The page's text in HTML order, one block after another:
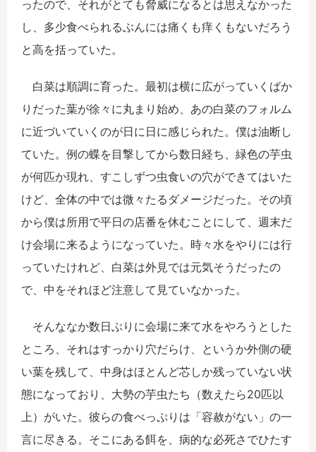
ったので、それがとても脅威になるとは思えなかった
し、多少食べられるぶんには痛くも痒くもないだろう
と高を括っていた。
白菜は順調に育った。最初は横に広がっていくばか
りだった葉が徐々に丸まり始め、あの白菜のフォルム
に近づいていくのが日に日に感じられた。僕は油断し
ていた。例の蝶を目撃してから数日経ち、緑色の芋虫
が何匹か現れ、すこしずつ虫食いの穴ができてはいた
けど、全体の中では微々たるダメージだった。その頃
から僕は所用で平日の店番を休むことにして、週末だ
け会場に来るようになっていた。時々水をやりには行
っていたけれど、白菜は外見では元気そうだったの
で、中をそれほど注意して見ていなかった。
そんななか数日ぶりに会場に来て水をやろうとした
ところ、それはすっかり穴だらけ、というか外側の硬
い葉を残して、中身はほとんど芯しか残っていない状
態になっており、大勢の芋虫たち（数えたら20匹以
上）がいた。彼らの食べっぷりは「容赦がない」の一
言に尽きる。そこにある餌を、病的な必死さでひたす